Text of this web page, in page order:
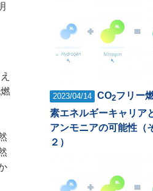
2023/04/14 CO2フリー
素エネルギーキャリア
アンモニアの可能性（
２）